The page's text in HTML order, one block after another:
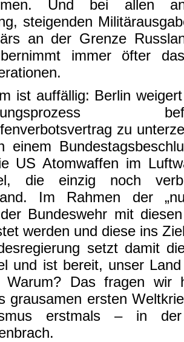
Und bei allen
steigenden
an der Grenze
immer öfter
ist auffällig: Berlin
zu
einem
US Atomwaffen im
die einzig noch
Im Rahmen der
Bundeswehr mit
werden und diese ins
setzt damit
und ist bereit, unser
Warum? Das fragen wir
grausamen ersten
erstmals – in der